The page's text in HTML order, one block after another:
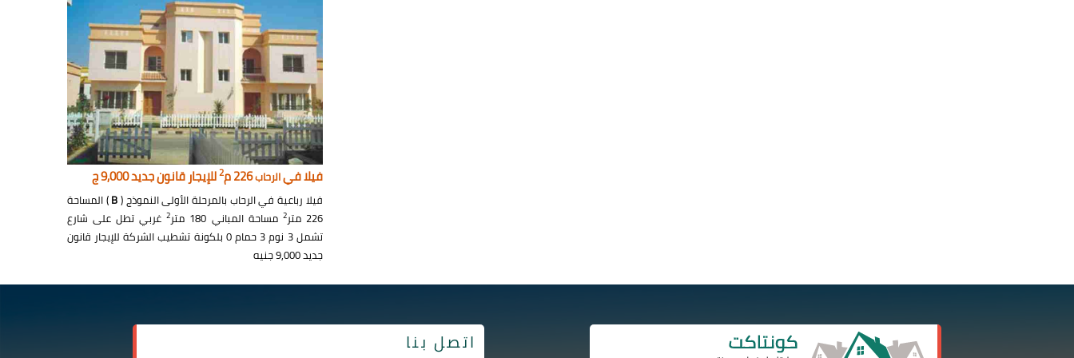
فيلا فيالرحاب226 م 2للإيجار قانون جديد 9,000 ج
فيلا رباعية في الرحاب بالمرحلة الأولى النموذج (B) المساحة
226 متر
2 مساحة المباني 180 متر 2غربي تطل على شارع
تشمل 3 نوم 3 حمام 0 بلكونة تشطيب الشركة للإيجار قانون
جديد 9,000 جنيه
اتصل بنا